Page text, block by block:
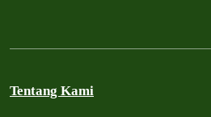
Tentang Kami